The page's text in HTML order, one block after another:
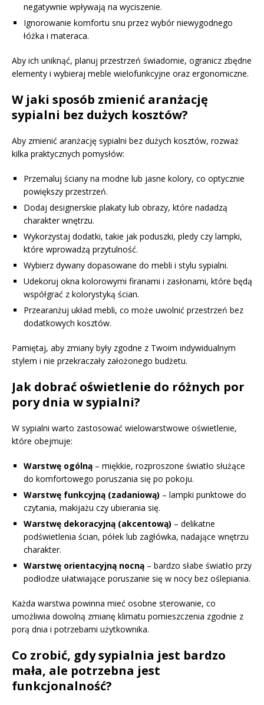
negatywnie wpływają na wyciszenie.
Ignorowanie komfortu snu przez wybór niewygodnego
łóżka i materaca.
Aby ich uniknąć, planuj przestrzeń świadomie, ogranicz zbędne
elementy i wybieraj meble wielofunkcyjne oraz ergonomiczne.
W jaki sposób zmienić aranżację
sypialni bez dużych kosztów?
Aby zmienić aranżację sypialni bez dużych kosztów, rozważ
kilka praktycznych pomysłów:
Przemaluj ściany na modne lub jasne kolory, co optycznie
powiększy przestrzeń.
Dodaj designerskie plakaty lub obrazy, które nadadzą
charakter wnętrzu.
Wykorzystaj dodatki, takie jak poduszki, pledy czy lampki,
które wprowadzą przytulność.
Wybierz dywany dopasowane do mebli i stylu sypialni.
Udekoruj okna kolorowymi firanami i zasłonami, które będą
współgrać z kolorystyką ścian.
Przearanżuj układ mebli, co może uwolnić przestrzeń bez
dodatkowych kosztów.
Pamiętaj, aby zmiany były zgodne z Twoim indywidualnym
stylem i nie przekraczały założonego budżetu.
Jak dobrać oświetlenie do różnych por
pory dnia w sypialni?
W sypialni warto zastosować wielowarstwowe oświetlenie,
które obejmuje:
Warstwę ogólną – miękkie, rozproszone światło służące
do komfortowego poruszania się po pokoju.
Warstwę funkcyjną (zadaniową) – lampki punktowe do
czytania, makijażu czy ubierania się.
Warstwę dekoracyjną (akcentową) – delikatne
podświetlenia ścian, półek lub zagłówka, nadające wnętrzu
charakter.
Warstwę orientacyjną nocną – bardzo słabe światło przy
podłodze ułatwiające poruszanie się w nocy bez oślepiania.
Każda warstwa powinna mieć osobne sterowanie, co
umożliwia dowolną zmianę klimatu pomieszczenia zgodnie z
porą dnia i potrzebami użytkownika.
Co zrobić, gdy sypialnia jest bardzo
mała, ale potrzebna jest
funkcjonalność?